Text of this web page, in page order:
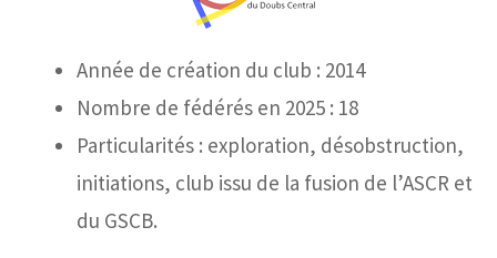
Année de création du club : 2014
Nombre de fédérés en 2025 : 18
Particularités : exploration, désobstruction,
initiations, club issu de la fusion de l’ASCR et
du GSCB.